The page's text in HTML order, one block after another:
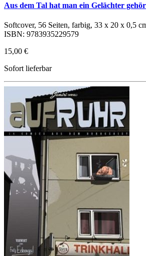
Aus dem Tal hat man ein Gelächter
Softcover, 56 Seiten, farbig, 33 x 20 x 0,5
ISBN: 9783935229579
15,00 €
Sofort lieferbar